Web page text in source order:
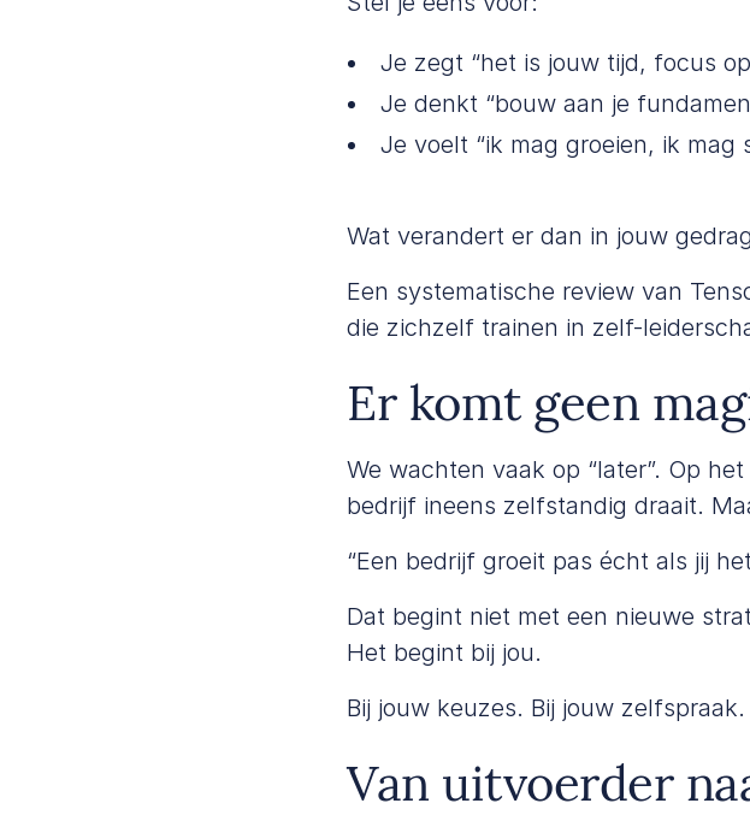
Je zegt “het is jouw tijd, focus
Je denkt “bouw aan je
Je voelt “ik mag groeien, ik mag
Wat verandert er dan in jouw
Een systematische review van
die zichzelf trainen in zelf-
Er komt geen
We wachten vaak op “later”. Op
bedrijf ineens zelfstandig draait.
“Een bedrijf groeit pas écht als jij
Dat begint niet met een nieuwe
Het begint bij jou.
Bij jouw keuzes. Bij jouw
Van uitvoerder